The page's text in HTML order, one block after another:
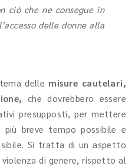
ciò che ne consegue in
delle donne alla
delle misure cautelari,
che dovrebbero essere
presupposti, per mettere
breve tempo possibile e
Si tratta di un aspetto
di genere, rispetto al